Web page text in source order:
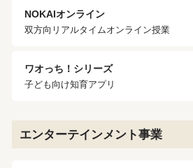
NOKAIオンライン
双方向リアルタイムオンライン授業
ワオっち！シリーズ
子ども向け知育アプリ
エンターテインメント事業